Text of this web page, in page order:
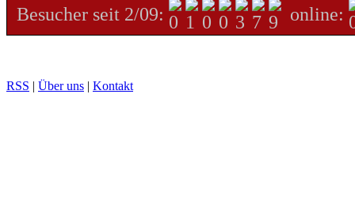
Besucher seit 2/09: online:
RSS | Über uns | Kontakt